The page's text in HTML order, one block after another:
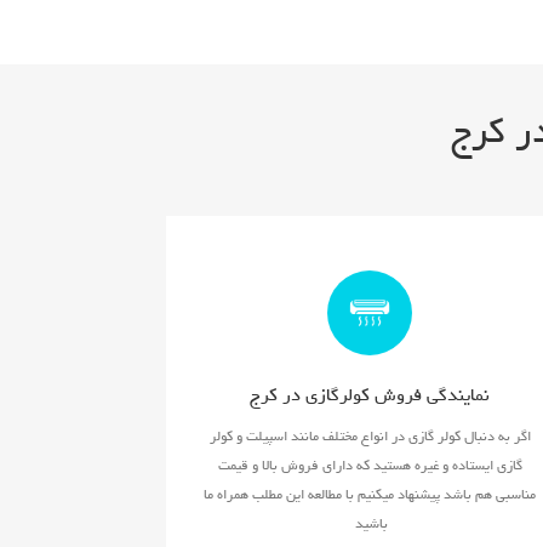
کرج
نمایندگی فروش کولرگازی در کرج
اگر به دنبال کولر گازی در انواع مختلف مانند اسپیلت و کولر
گازی ایستاده و غیره هستید که دارای فروش بالا و قیمت
مناسبی هم باشد پیشنهاد میکنیم با مطالعه این مطلب همراه ما
باشید